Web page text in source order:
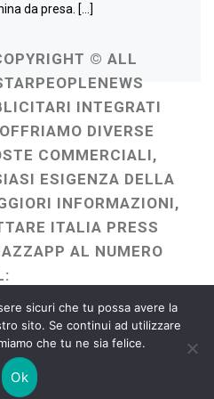
da presa. […]
© ALL
INTEGRATI
DIVERSE
COMMERCIALI,
ESIGENZA DELLA
INFORMAZIONI,
ITALIA PRESS
AL NUMERO
GENTILE
sicuri che tu possa avere la
sito. Se continui ad utilizzare
che tu ne sia felice.
Ok